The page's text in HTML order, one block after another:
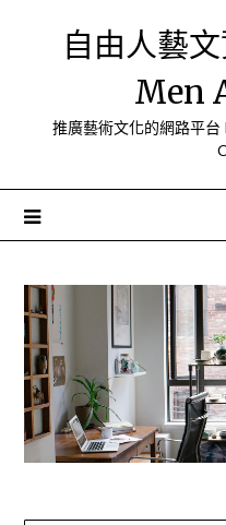
自由人藝
Men
推廣藝術文化的網路平